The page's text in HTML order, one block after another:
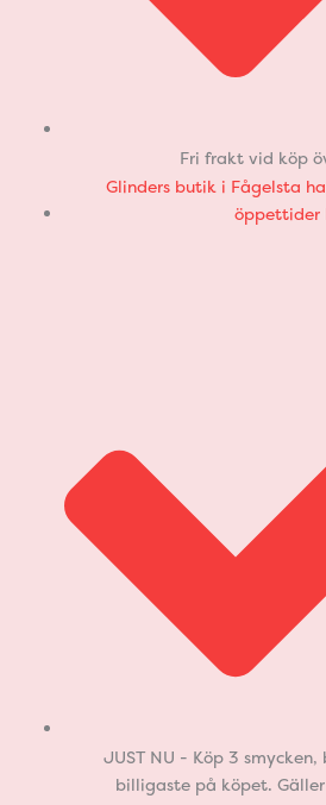
Fri frakt vid köp
Glinders butik i Fågelsta
öppettider
JUST NU - Köp 3
billigaste på köpet.